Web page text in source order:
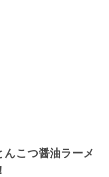
んこつ醤油ラーメ